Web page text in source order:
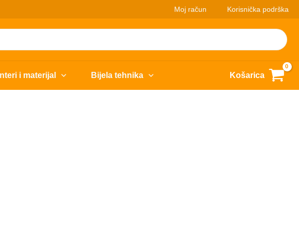
Moj račun Korisnička podrška
i materijal Bijela tehnika Košarica